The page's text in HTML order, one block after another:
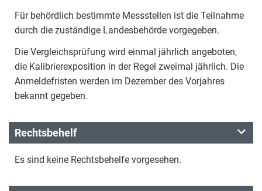
Für behördlich bestimmte Messstellen ist die Teilnahme
durch die zuständige Landesbehörde vorgegeben.
Die Vergleichsprüfung wird einmal jährlich angeboten,
die Kalibrierexposition in der Regel zweimal jährlich. Die
Anmeldefristen werden im Dezember des Vorjahres
bekannt gegeben.
Rechtsbehelf
Es sind keine Rechtsbehelfe vorgesehen.